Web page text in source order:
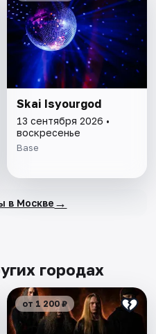
Skai Isyourgod
13 сентября 2026 •
воскресенье
Base
в Москве →
городах
от 1 200 ₽